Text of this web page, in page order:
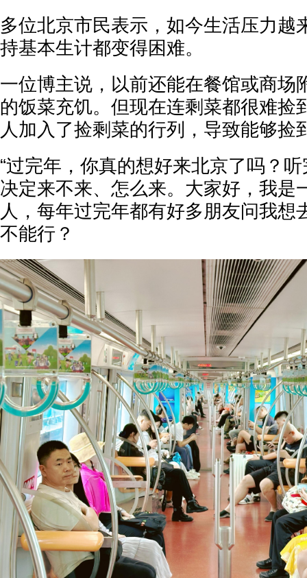
多位北京市民表示，如今生活压力越
持基本生计都变得困难。
一位博主说，以前还能在餐馆或商场
的饭菜充饥。但现在连剩菜都很难捡
人加入了捡剩菜的行列，导致能够捡
“过完年，你真的想好来北京了吗？
决定来不来、怎么来。大家好，我是
人，每年过完年都有好多朋友问我想
不能行？